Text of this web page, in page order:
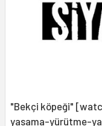
"Bekçi köpeği"
yasama-yürütme-